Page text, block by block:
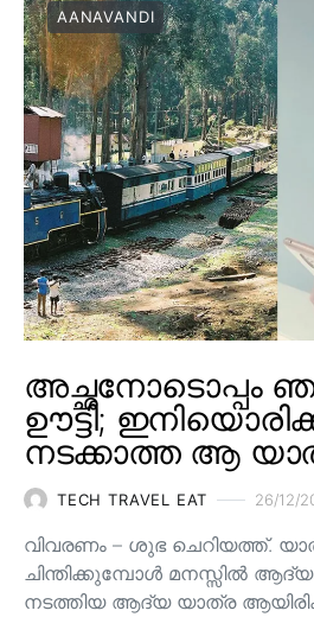
AANAVANDI
അച്ഛനോടൊപ്പം
ഊട്ടി;
നടക്കാത്ത ആ
TECH TRAVEL EAT 26/12/
വിവരണം – ശുഭ ചെറിയത്ത്.
ചിന്തിക്കുമ്പോൾ മനസ്സിൽ
നടത്തിയ ആദ്യ യാത്ര